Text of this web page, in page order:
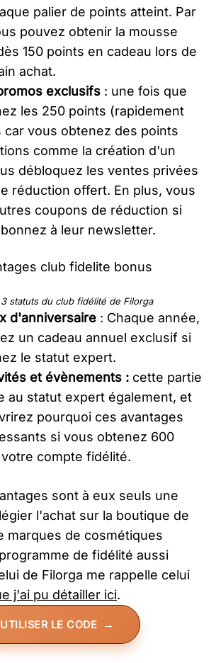
palier de points atteint. Par
pouvez obtenir la mousse
150 points en cadeau lors de
achat.
exclusifs : une fois que
les 250 points (rapidement
car vous obtenez des points
comme la création d'un
débloquez les ventes privées
réduction offert. En plus, vous
coupons de réduction si
à leur newsletter.
3 statuts du club fidélité de Filorga
d'anniversaire : Chaque année,
un cadeau annuel exclusif si
le statut expert.
et évènements : cette partie
au statut expert également, et
pourquoi ces avantages
si vous obtenez 600
compte fidélité.
sont à eux seuls une
l'achat sur la boutique de
marques de cosmétiques
de fidélité aussi
de Filorga me rappelle celui
j'ai pu détailler ici.
UTILISER LE CODE